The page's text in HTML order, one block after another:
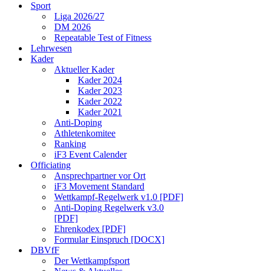
Sport
Liga 2026/27
DM 2026
Repeatable Test of Fitness
Lehrwesen
Kader
Aktueller Kader
Kader 2024
Kader 2023
Kader 2022
Kader 2021
Anti-Doping
Athletenkomitee
Ranking
iF3 Event Calender
Officiating
Ansprechpartner vor Ort
iF3 Movement Standard
Wettkampf-Regelwerk v1.0 [PDF]
Anti-Doping Regelwerk v3.0
[PDF]
Ehrenkodex [PDF]
Formular Einspruch [DOCX]
DBVfF
Der Wettkampfsport